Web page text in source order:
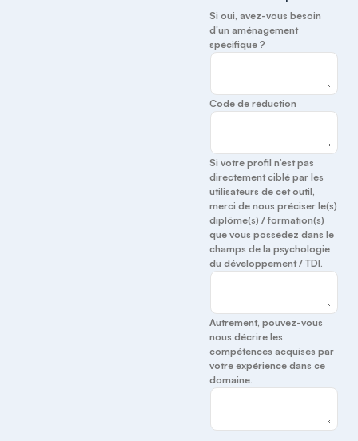
Si oui, avez-vous besoin
d'un aménagement
spécifique ?
Code de réduction
Si votre profil n’est pas
directement ciblé par les
utilisateurs de cet outil,
merci de nous préciser le(s)
diplôme(s) / formation(s)
que vous possédez dans le
champs de la psychologie
du développement / TDI.
Autrement, pouvez-vous
nous décrire les
compétences acquises par
votre expérience dans ce
domaine.